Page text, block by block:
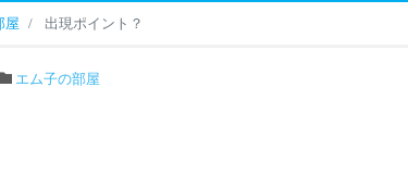
屋 出現ポイント？
エム子の部屋